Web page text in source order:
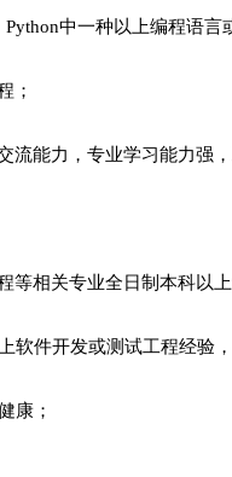
Python中一种以上编程语
；
流能力，专业学习能力强
等相关专业全日制本科以上
软件开发或测试工程经验
康；